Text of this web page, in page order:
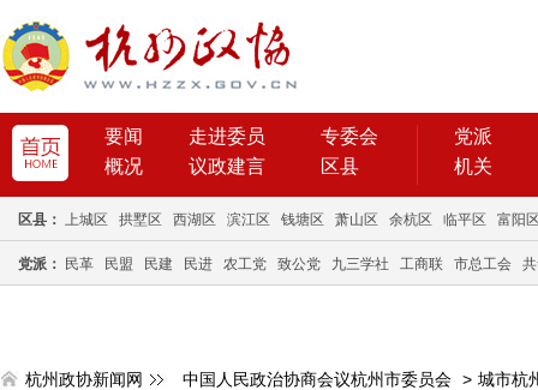
要闻 走进委员
专委会
概况
议政建言 区县
党派
机关
区县： 上城区 拱墅区 西湖区 滨江区 钱塘区 萧山区 余杭区 临平区 富阳
党派： 民革 民盟 民建 民进 农工党 致公党 九三学社 工商联 市总工会
杭州政协新闻网 中国人民政治协商会议杭州市委员会 > 城市杭